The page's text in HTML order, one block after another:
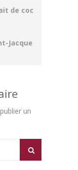
de coc
Jacque
un